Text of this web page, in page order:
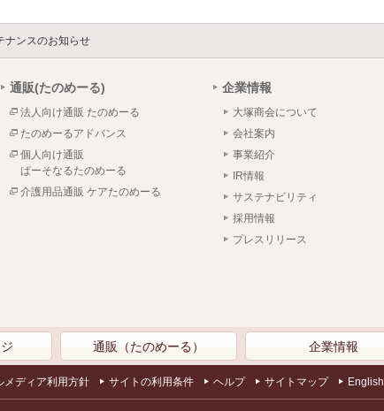
ナンスのお知らせ
通販(たのめーる)
法人向け通販 たのめーる
たのめーるアドバンス
個人向け通販
ぱーそなるたのめーる
介護用品通販 ケアたのめーる
企業情報
大塚商会について
会社案内
事業紹介
IR情報
サステナビリティ
採用情報
プレスリリース
通販（たのめーる） 企業情報
メディア利用方針 サイトの利用条件 ヘルプ サイトマップ English